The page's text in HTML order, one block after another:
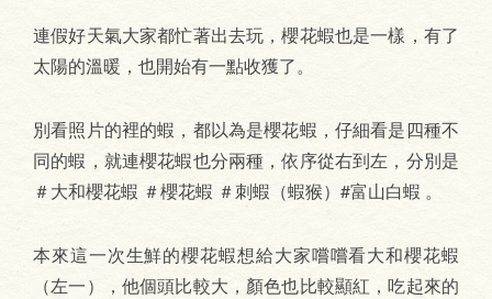
連假好天氣大家都忙著出去玩，櫻花蝦也是一樣，有了
太陽的溫暖，也開始有一點收獲了。
別看照片的裡的蝦，都以為是櫻花蝦，仔細看是四種不
同的蝦，就連櫻花蝦也分兩種，依序從右到左，分別是
＃大和櫻花蝦 ＃櫻花蝦 ＃刺蝦（蝦猴）#富山白蝦 。
本來這一次生鮮的櫻花蝦想給大家嚐嚐看大和櫻花蝦
（左一），他個頭比較大，顏色也比較顯紅，吃起來的